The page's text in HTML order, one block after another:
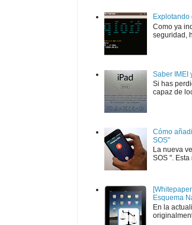
Como ya
seguridad,
Saber IMEI
Si has
capaz de
Cómo
SOS"
La nueva
SOS ".
Esquema
En la